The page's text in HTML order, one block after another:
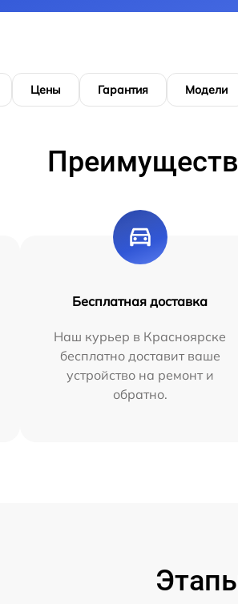
Цены Гарантия Модели
Бесплатная доставка
Наш курьер в Красноярске
бесплатно доставит ваше
устройство на ремонт и
обратно.